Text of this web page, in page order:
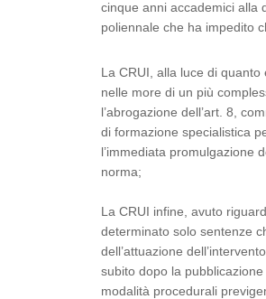
cinque anni accademici alla
poliennale che ha impedito
La CRUI, alla luce di quanto
nelle more di un più
l’abrogazione dell’art. 8,
di formazione specialistica
l’immediata promulgazione
norma;
La CRUI infine, avuto
determinato solo sentenze
dell’attuazione
subito dopo la
modalità procedurali